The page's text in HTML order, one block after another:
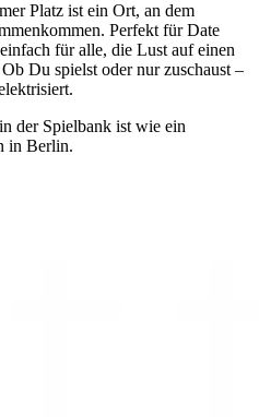
Platz ist ein Ort, an dem
Perfekt für Date
für alle, die Lust auf einen
Du spielst oder nur zuschaust –
der Spielbank ist wie ein
in Berlin.